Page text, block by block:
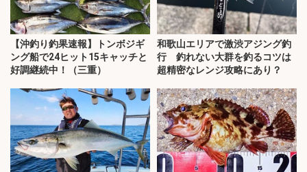
【沖釣り釣果速報】トンボジギ
ング船で24ヒット15キャッチと
好調継続中！（三重）
和歌山エリアで激渋アジング釣
行 釣れない大群を釣るコツは
超精密なレンジ攻略にあり？